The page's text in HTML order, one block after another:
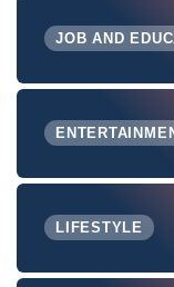
JOB AND
LIFESTYLE